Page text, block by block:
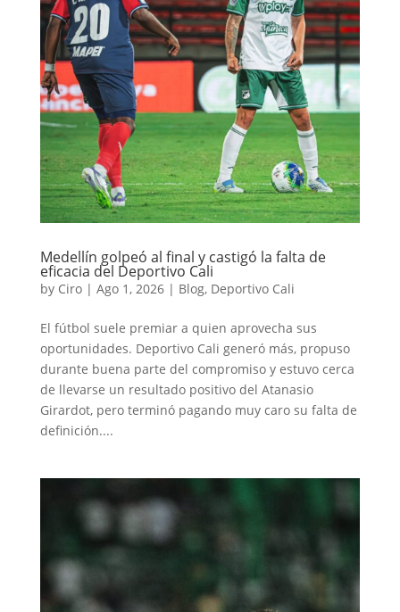
Medellín golpeó al final y castigó la falta de
eficacia del Deportivo Cali
by Ciro| Ago 1, 2026| Blog, Deportivo Cali
El fútbol suele premiar a quien aprovecha sus
oportunidades. Deportivo Cali generó más, propuso
durante buena parte del compromiso y estuvo cerca
de llevarse un resultado positivo del Atanasio
Girardot, pero terminó pagando muy caro su falta de
definición....